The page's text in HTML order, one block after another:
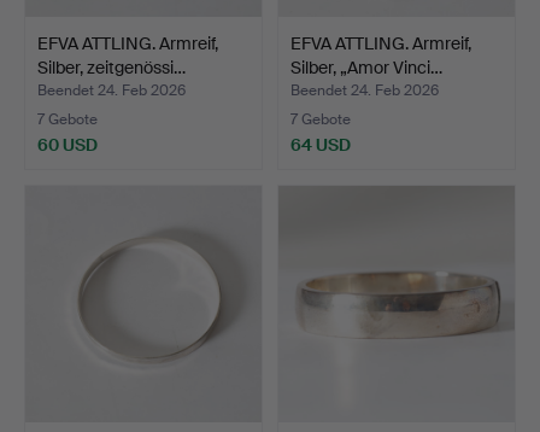
EFVA ATTLING. Armreif,
Silber, zeitgenössi…
Beendet 24. Feb 2026
7 Gebote
60 USD
EFVA ATTLING. Armreif,
Silber, „Amor Vinci…
Beendet 24. Feb 2026
7 Gebote
64 USD